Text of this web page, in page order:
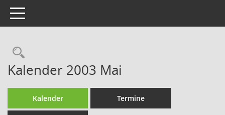
Toggle navigation
Rechercheauswahl
Kalender 2003 Mai
Kalender Termine